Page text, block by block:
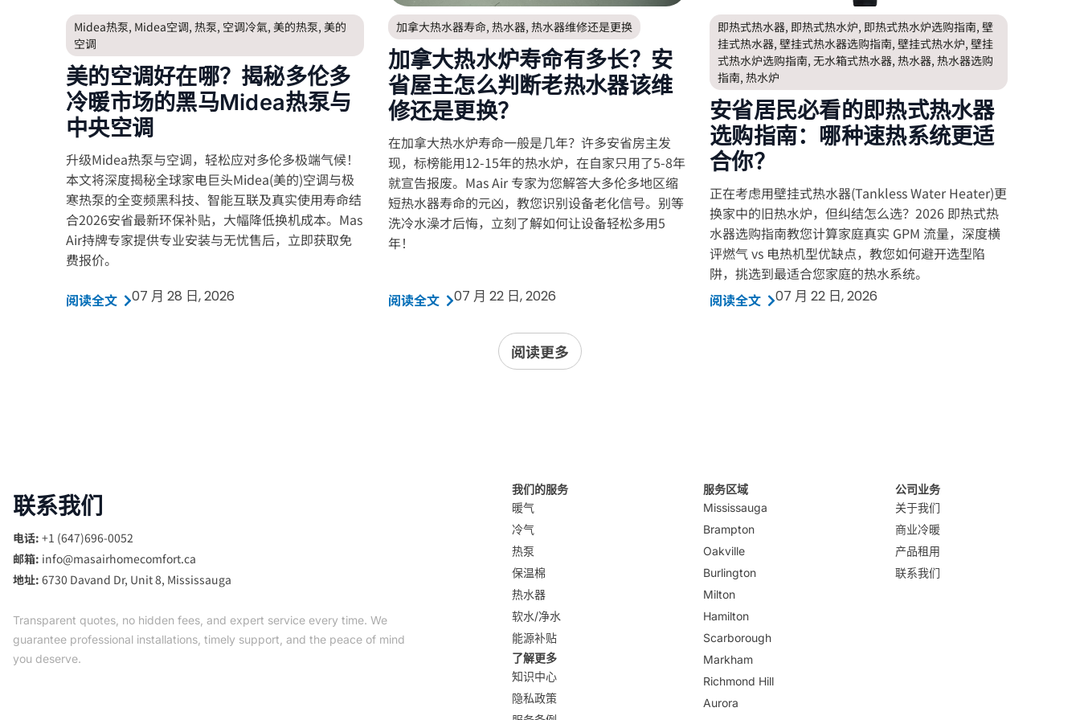
Midea热泵, Midea空调, 热泵, 空调冷氣, 美的热泵, 美的
空调
美的空调好在哪？揭秘多伦多
冷暖市场的黑马Midea热泵与
中央空调
升级Midea热泵与空调，轻松应对多伦多极端气候！
本文将深度揭秘全球家电巨头Midea(美的)空调与极
寒热泵的全变频黑科技、智能互联及真实使用寿命结
合2026安省最新环保补贴，大幅降低换机成本。Mas
Air持牌专家提供专业安装与无忧售后，立即获取免
费报价。
阅读全文 07 月 28 日, 2026
加拿大热水器寿命, 热水器, 热水器维修还是更换
加拿大热水炉寿命有多长？安
省屋主怎么判断老热水器该维
修还是更换？
在加拿大热水炉寿命一般是几年？许多安省房主发
现，标榜能用12-15年的热水炉，在自家只用了5-8年
就宣告报废。Mas Air 专家为您解答大多伦多地区缩
短热水器寿命的元凶，教您识别设备老化信号。别等
洗冷水澡才后悔，立刻了解如何让设备轻松多用5
年！
阅读全文 07 月 22 日, 2026
即热式热水器, 即热式热水炉, 即热式热水炉选购指南,壁
挂式热水器,壁挂式热水器选购指南,壁挂式热水炉,壁挂
式热水炉选购指南,无水箱式热水器,热水器,热水器选购
指南,热水炉
安省居民必看的即热式热水器
选购指南：哪种速热系统更适
合你？
正在考虑用壁挂式热水器(Tankless Water Heater)更
换家中的旧热水炉，但纠结怎么选？2026 即热式热
水器选购指南教您计算家庭真实 GPM 流量，深度横
评燃气 vs 电热机型优缺点，教您如何避开选型陷
阱，挑选到最适合您家庭的热水系统。
阅读全文
07 月 22 日, 2026
阅读更多
联系我们
电话: +1 (647)696-0052
邮箱: info@masairhomecomfort.ca
地址: 6730 Davand Dr, Unit 8, Mississauga
Transparent quotes, no hidden fees, and expert service every time. We
guarantee professional installations, timely support, and the peace of mind
you deserve.
我们的服务
暖气
冷气
热泵
保温棉
热水器
软水/净水
能源补贴
了解更多
知识中心
隐私政策
服务区域
Mississauga
Brampton
Oakville
Burlington
Milton
Hamilton
Scarborough
Markham
Richmond Hill
Aurora
公司业务
关于我们
商业冷暖
产品租用
联系我们